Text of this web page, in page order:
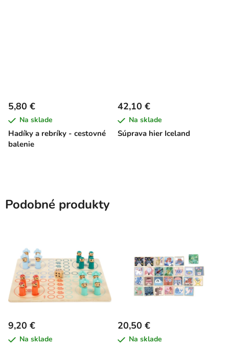
Hadíky a rebríky - cestovné
balenie
5,80 €
Na sklade
Súprava hier Iceland
42,10 €
Na sklade
Podobné produkty
9,20 €
Na sklade
20,50 €
Na sklade